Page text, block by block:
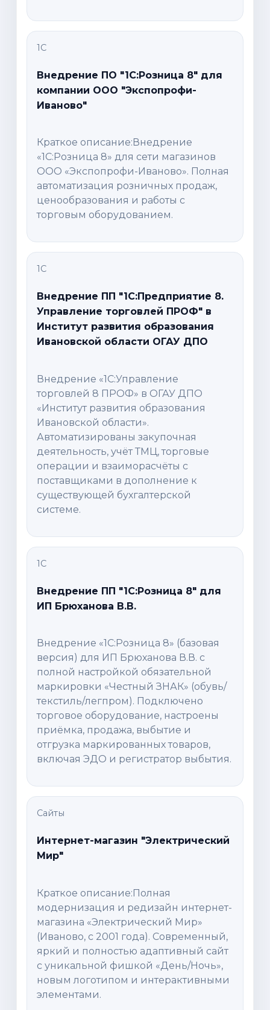
1С
Внедрение ПО "1С:Розница 8" для
компании ООО "Экспопрофи-
Иваново"
Краткое описание:Внедрение
«1С:Розница 8» для сети магазинов
ООО «Экспопрофи-Иваново». Полная
автоматизация розничных продаж,
ценообразования и работы с
торговым оборудованием.
1С
Внедрение ПП "1C:Предприятие 8.
Управление торговлей ПРОФ" в
Институт развития образования
Ивановской области ОГАУ ДПО
Внедрение «1С:Управление
торговлей 8 ПРОФ» в ОГАУ ДПО
«Институт развития образования
Ивановской области».
Автоматизированы закупочная
деятельность, учёт ТМЦ, торговые
операции и взаиморасчёты с
поставщиками в дополнение к
существующей бухгалтерской
системе.
1С
Внедрение ПП "1С:Розница 8" для
ИП Брюханова В.В.
Внедрение «1С:Розница 8» (базовая
версия) для ИП Брюханова В.В. с
полной настройкой обязательной
маркировки «Честный ЗНАК» (обувь/
текстиль/легпром). Подключено
торговое оборудование, настроены
приёмка, продажа, выбытие и
отгрузка маркированных товаров,
включая ЭДО и регистратор выбытия.
Сайты
Интернет-магазин "Электрический
Мир"
Краткое описание:Полная
модернизация и редизайн интернет-
магазина «Электрический Мир»
(Иваново, с 2001 года). Современный,
яркий и полностью адаптивный сайт
с уникальной фишкой «День/Ночь»,
новым логотипом и интерактивными
элементами.